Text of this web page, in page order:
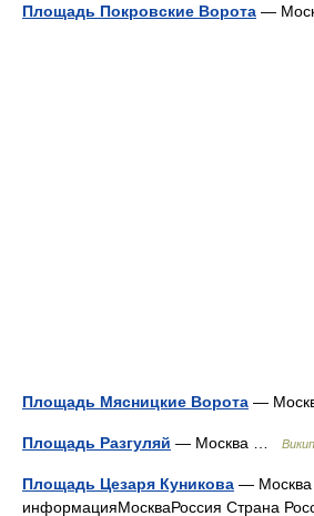
Площадь Покровские Ворота —
Площадь Мясницкие Ворота —
Площадь Разгуляй — Москва …
Площадь Цезаря Куникова —
информацияМоскваРоссия Страна